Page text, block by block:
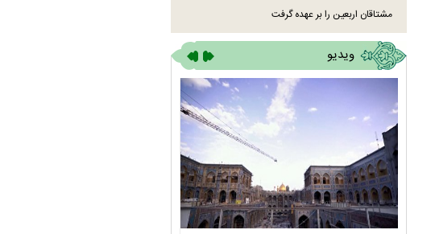
مشتاقان اربعین را بر عهده گرفت
ویدیو